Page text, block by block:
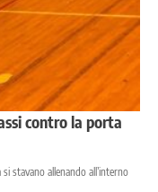
contro la porta
stavano allenando all’interno